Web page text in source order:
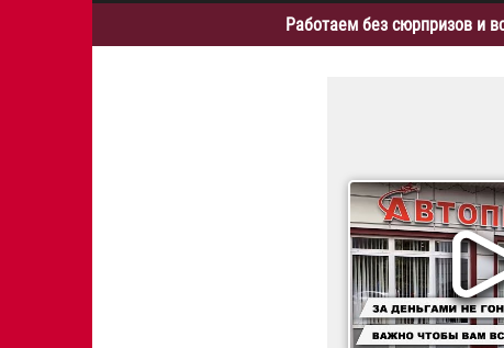
Работаем без сюрпризов и